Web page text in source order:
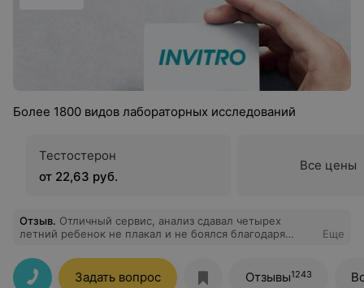
Более 1800 видов лабораторных исследований
Тестостерон
от 22,63 руб.
Все цены
Отзыв. Отличный сервис, анализ сдавал четырех
летний ребенок не плакал и не боялся благодаря
сказал,будет сдавать анализ только в Инвитро.
Большое спасибо!
Еще
Задать вопрос Отзывы1243